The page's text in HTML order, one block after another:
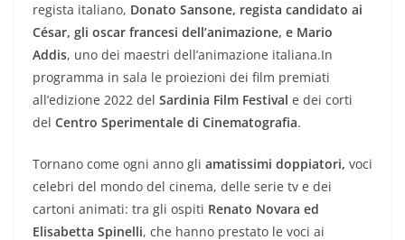
regista italiano, Donato Sansone, regista candidato ai
César, gli oscar francesi dell’animazione, e Mario
Addis, uno dei maestri dell’animazione italiana.In
programma in sala le proiezioni dei film premiati
all’edizione 2022 del Sardinia Film Festival e dei corti
del Centro Sperimentale di Cinematografia.
Tornano come ogni anno gli amatissimi doppiatori, voci
celebri del mondo del cinema, delle serie tv e dei
cartoni animati: tra gli ospiti Renato Novara ed
Elisabetta Spinelli, che hanno prestato le voci ai